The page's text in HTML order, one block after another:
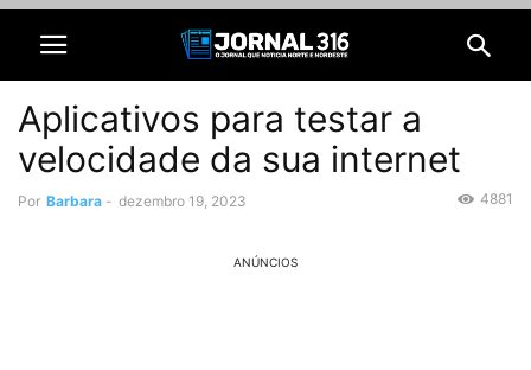
Aplicativos para testar a
velocidade da sua internet
Por Barbara - dezembro 19, 2023 4881
ANÚNCIOS